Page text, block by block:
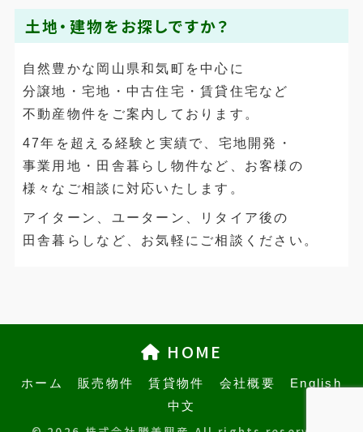
土地・建物をお探しですか？
自然豊かな岡山県和気町を中心に
分譲地・宅地・中古住宅・賃貸住宅など
不動産物件をご案内しております。
47年を超える経験と実績で、宅地開発・
事業用地・田舎暮らし物件など、お客様の
様々なご相談に対応いたします。
アイターン、ユーターン、リタイア後の
田舎暮らしなど、お気軽にご相談ください。
HOME
ホーム 販売物件 賃貸物件 会社概要
English
中文